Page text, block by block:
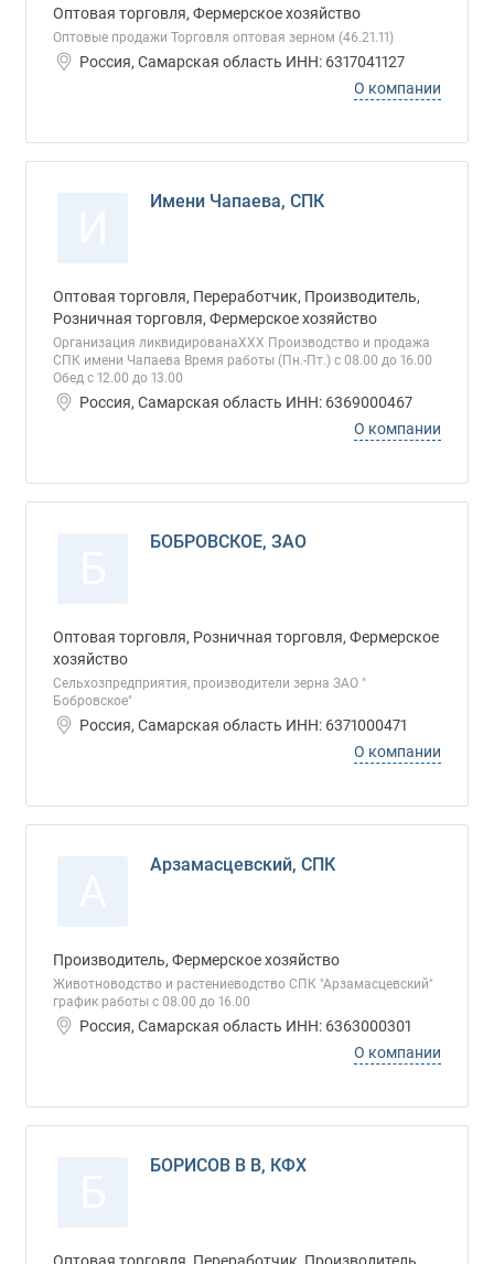
Оптовая торговля, Фермерское хозяйство
Оптовые продажи Торговля оптовая зерном (46.21.11)
Россия, Самарская область ИНН: 6317041127
О компании
Имени Чапаева, СПК
Оптовая торговля, Переработчик, Производитель,
Розничная торговля, Фермерское хозяйство
Организация ликвидированаХХХ Производство и продажа
СПК имени Чапаева Время работы (Пн.-Пт.) с 08.00 до 16.00
Обед с 12.00 до 13.00
Россия, Самарская область ИНН: 6369000467
О компании
БОБРОВСКОЕ, ЗАО
Оптовая торговля, Розничная торговля, Фермерское
хозяйство
Сельхозпредприятия, производители зерна ЗАО "
Бобровское"
Россия, Самарская область ИНН: 6371000471
О компании
Арзамасцевский, СПК
Производитель, Фермерское хозяйство
Животноводство и растениеводство СПК "Арзамасцевский"
график работы с 08.00 до 16.00
Россия, Самарская область ИНН: 6363000301
О компании
БОРИСОВ В В, КФХ